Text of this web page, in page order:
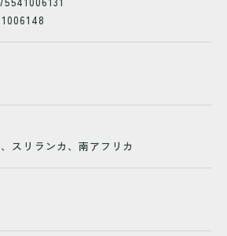
スリランカ、南アフリカ